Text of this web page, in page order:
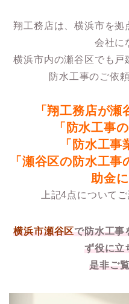
翔工務店は、横浜市を拠
会社に
横浜市内の瀬谷区でも戸
防水工事のご依
「翔工務店が瀬
「防水工事
「防水工事
「瀬谷区の防水工
助金に
上記4点について
横浜市瀬谷区で防水工事
ず役に立
是非ご